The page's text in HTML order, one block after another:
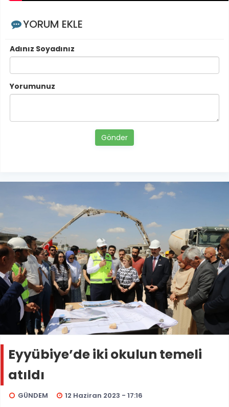
YORUM EKLE
Adınız Soyadınız
Yorumunuz
Gönder
Eyyübiye’de iki okulun temeli
atıldı
GÜNDEM 12 Haziran 2023 - 17:16